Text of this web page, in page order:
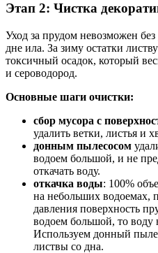
Этап 2: Чистка
Уход за прудом невозможен
дне ила. За зиму остатки
токсичный осадок, который
и сероводород.
Основные шаги очистки:
сбор мусора с
удалить ветки, листья и
донным пылесосом
водоем большой, и не
откачать воду.
откачка воды: 100%
на небольших водоемах,
давления поверхность
водоем большой, то воду
Используем донный
листвы со дна.